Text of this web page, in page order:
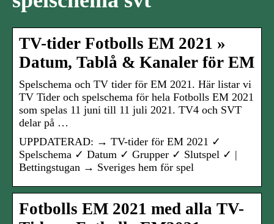
TV-tider Fotbolls EM 2021 »
Datum, Tablå & Kanaler för EM
Spelschema och TV tider för EM 2021. Här listar vi
TV Tider och spelschema för hela Fotbolls EM 2021
som spelas 11 juni till 11 juli 2021. TV4 och SVT
delar på …
UPPDATERAD: → TV-tider för EM 2021 ✓
Spelschema ✓ Datum ✓ Grupper ✓ Slutspel ✓ |
Bettingstugan → Sveriges hem för spel
Fotbolls EM 2021 med alla TV-